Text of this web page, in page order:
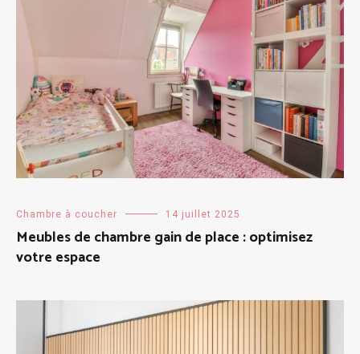
Chambre à coucher 14 juillet 2025
Meubles de chambre gain de place : optimisez
votre espace